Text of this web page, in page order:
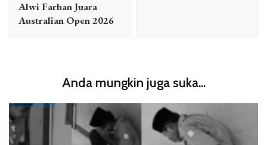
Alwi Farhan Juara
Australian Open 2026
Anda mungkin juga suka...